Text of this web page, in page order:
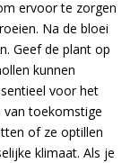
ervoor te zorgen
Na de bloei
Geef de plant op
kunnen
voor het
van toekomstige
of ze optillen
klimaat. Als je